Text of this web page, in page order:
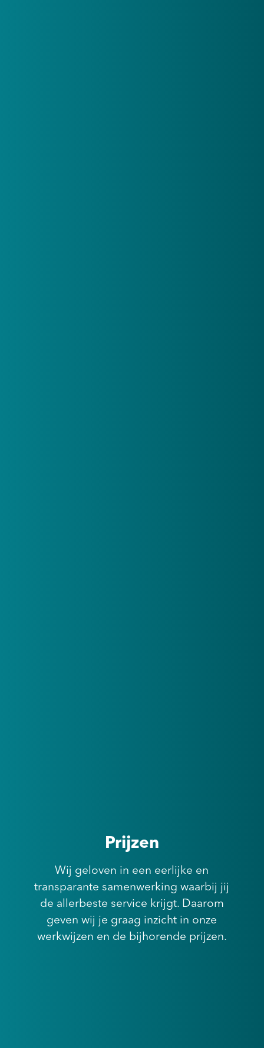
Prijzen
Wij geloven in een eerlijke en
transparante samenwerking waarbij jij
de allerbeste service krijgt. Daarom
geven wij je graag inzicht in onze
werkwijzen en de bijhorende prijzen.